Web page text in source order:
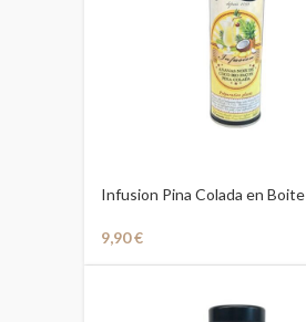
Infusion Pina Colada en Boite
9,90€